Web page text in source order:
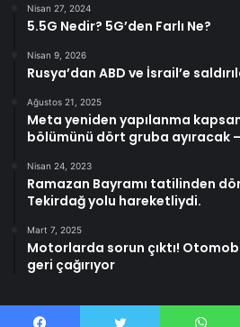
Nisan 27, 2024
5.5G Nedir? 5G’den Farlı Ne?
Nisan 9, 2026
Rusya’dan ABD ve İsrail’e
Ağustos 21, 2025
Meta yeniden yapılanma
bölümünü dört gruba ayıracak –
Nisan 24, 2023
Ramazan Bayramı tatilinden
Tekirdağ yolu hareketliydi.
Mart 7, 2025
Motorlarda sorun çıktı!
geri çağırıyor